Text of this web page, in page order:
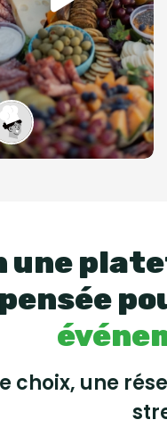
une
pensée
choix, une